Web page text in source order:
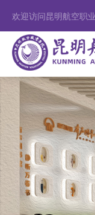
欢迎访问昆明航空职